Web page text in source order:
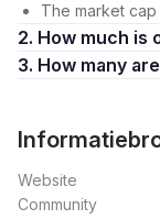
The market
2. How much is
3.
Website
Community